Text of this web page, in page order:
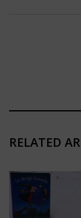
RELATED